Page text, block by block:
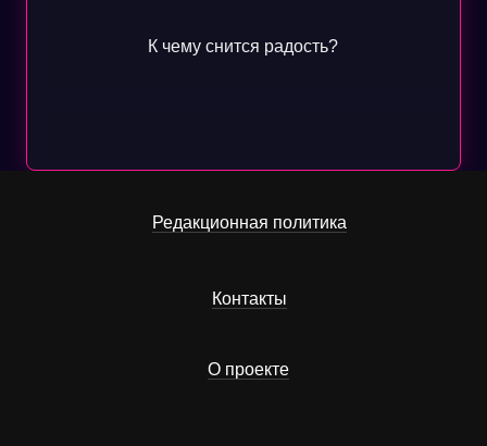
К чему снится радость?
Редакционная политика
Контакты
О проекте